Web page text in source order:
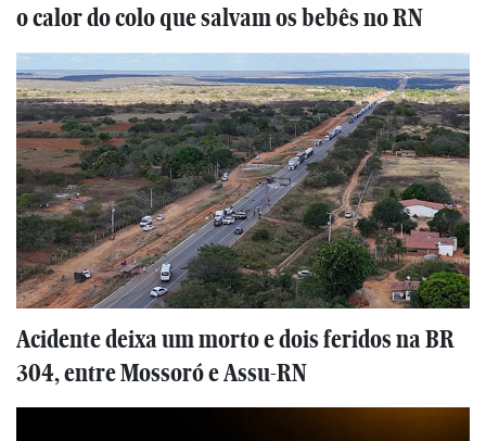
o calor do colo que salvam os bebês no RN
Acidente deixa um morto e dois feridos na BR
304, entre Mossoró e Assu-RN